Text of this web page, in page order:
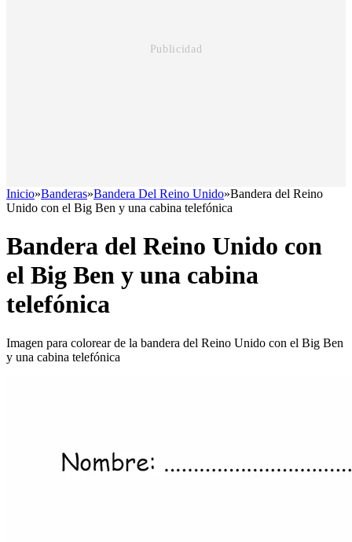
Inicio»Banderas»Bandera Del Reino Unido»Bandera del Reino
Unido con el Big Ben y una cabina telefónica
Bandera del Reino Unido con
el Big Ben y una cabina
telefónica
Imagen para colorear de la bandera del Reino Unido con el Big Ben
y una cabina telefónica